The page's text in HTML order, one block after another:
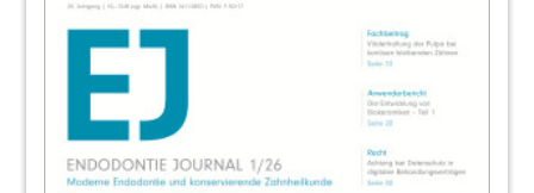
Interview: Apexlokatorder vierten
Paul Bartkowiak im Gespräch mit Jancee Anton
Vetter
36Endo-Frühling undAfA-Tagung am